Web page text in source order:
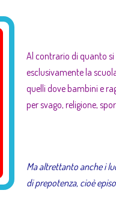
Al contrario di quanto
esclusivamente la
quelli dove bambini e
per svago, religione,
Ma altrettanto anche i
di prepotenza, cioè